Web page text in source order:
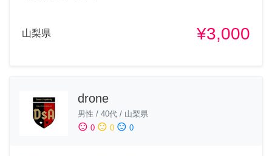
山梨県 ¥3,000
drone
男性 / 40代 / 山梨県
sentiment_satisfied 0 sentiment_neutral 0 sentiment_dissatisfied 0